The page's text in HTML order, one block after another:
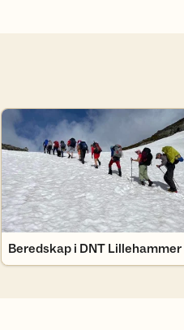
Beredskap i DNT Lillehammer
Beredskap i DNT Lillehammer